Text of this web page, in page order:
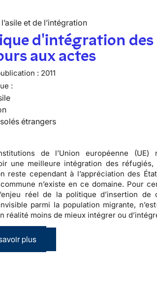
et de l’intégration
d'intégration
aux actes
: 2011
:
étrangers
de l’Union européenne (UE)
une meilleure intégration des
reste cependant à l’appréciation des
n’existe en ce domaine. Pour
réel de la politique d’insertion
parmi la population migrante,
réalité moins de mieux intégrer ou
plus